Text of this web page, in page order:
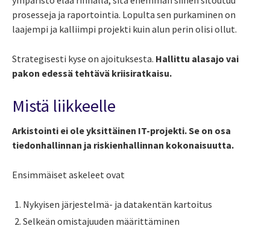
prosesseja ja raportointia. Lopulta sen purkaminen on
laajempi ja kalliimpi projekti kuin alun perin olisi ollut.
Strategisesti kyse on ajoituksesta. Hallittu alasajo vai
pakon edessä tehtävä kriisiratkaisu.
Mistä liikkeelle
Arkistointi ei ole yksittäinen IT-projekti. Se on osa
tiedonhallinnan ja riskienhallinnan kokonaisuutta.
Ensimmäiset askeleet ovat
Nykyisen järjestelmä- ja datakentän kartoitus
Selkeän omistajuuden määrittäminen